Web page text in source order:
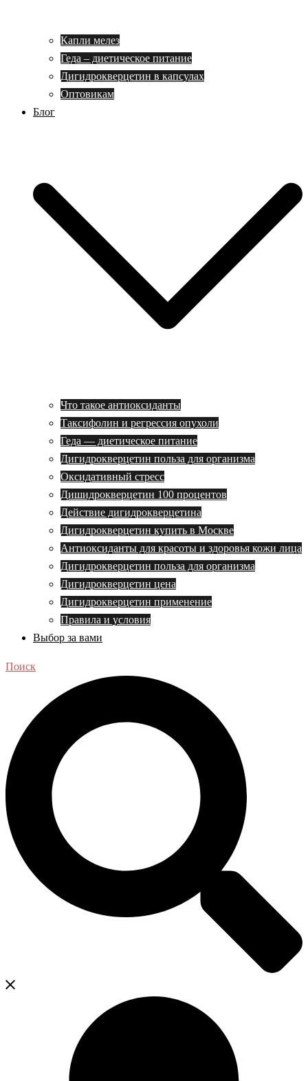
Капли мелез
Геда – диетическое питание
Дигидрокверцетин в капсулах
Оптовикам
Блог
Что такое антиоксиданты
Таксифолин и регрессия опухоли
Геда — диетическое питание
Дигидрокверцетин польза для организма
Оксидативный стресс
Дишидрокверцетин 100 процентов
Действие дигидрокверцетина
Дигидрокверцетин купить в Москве
Антиоксиданты для красоты и здоровья кожи лица
Дигидрокверцетин польза для организма
Дигидрокверцетин цена
Дигидрокверцетин применение
Правила и условия
Выбор за вами
Поиск